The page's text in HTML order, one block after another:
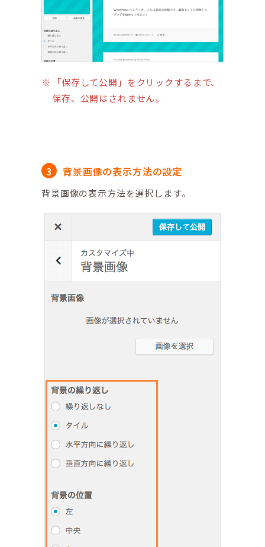
「保存して公開」をクリックするまで、
保存、公開はされません。
背景画像の表示方法の設定
背景画像の表示方法を選択します。